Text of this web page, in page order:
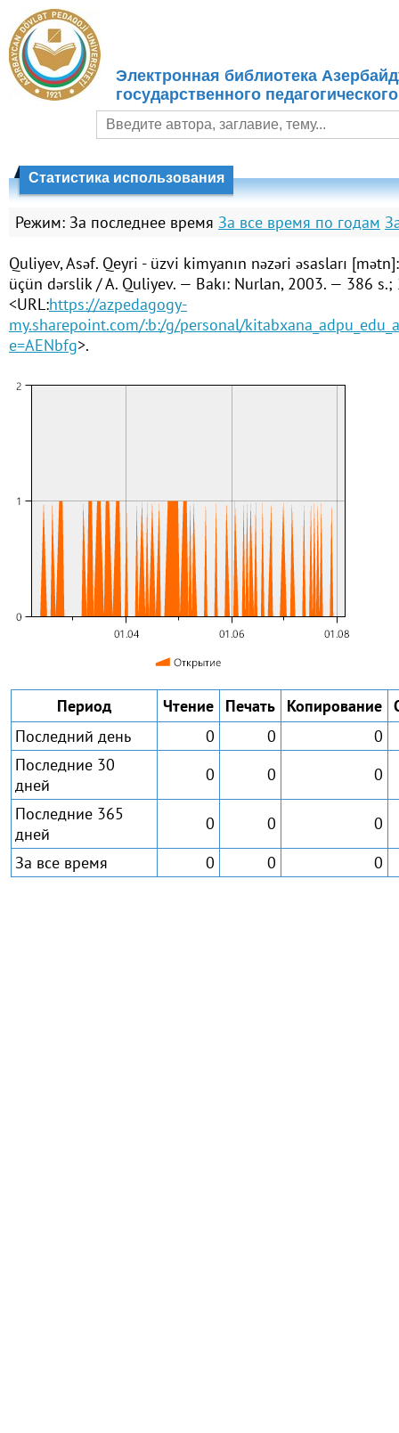
Электронная библиотека
государственного
Статистика использования
Режим: За последнее время За все время по годам
Quliyev, Asəf. Qeyri - üzvi kimyanın nəzəri əsasları
üçün dərslik / A. Quliyev. — Bakı: Nurlan, 2003. — 386
<URL:https://azpedagogy-
my.sharepoint.com/:b:/g/personal/
e=AENbfg>.
Период Чтение Печать Копирование
Последний день
0 0
0
Последние 30
дней
0 0
0
Последние 365
дней
0 0
0
За все время
0 0 0